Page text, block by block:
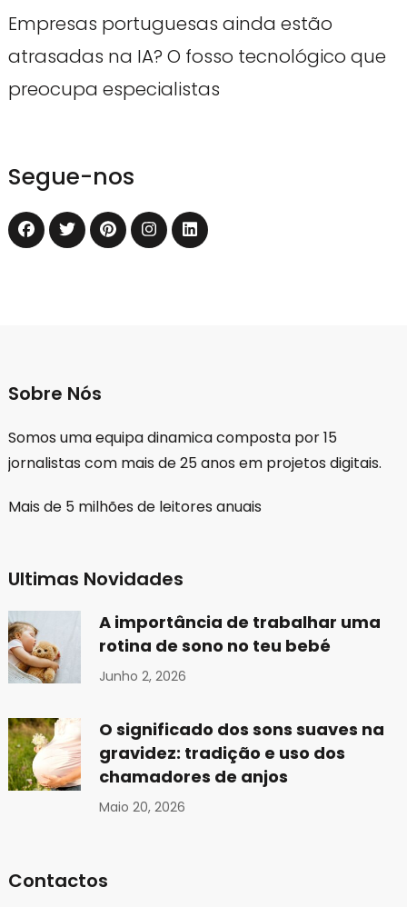
Empresas portuguesas ainda estão
atrasadas na IA? O fosso tecnológico que
preocupa especialistas
Segue-nos
Sobre Nós
Somos uma equipa dinamica composta por 15
jornalistas com mais de 25 anos em projetos digitais.
Mais de 5 milhões de leitores anuais
Ultimas Novidades
A importância de trabalhar uma
rotina de sono no teu bebé
Junho 2, 2026
O significado dos sons suaves na
gravidez: tradição e uso dos
chamadores de anjos
Maio 20, 2026
Contactos